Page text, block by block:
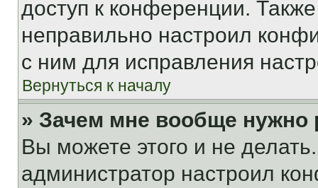
доступ к конференции.
неправильно настроил
с ним для исправления
Вернуться к началу
» Зачем мне вообще нужно
Вы можете этого и не
администратор настроил